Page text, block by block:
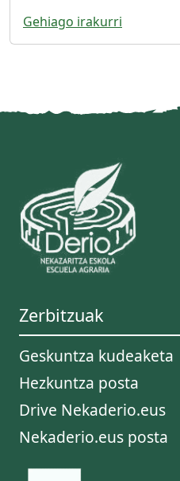
Gehiago irakurri
Zerbitzuak
Geskuntza kudeaketa
Hezkuntza posta
Drive Nekaderio.eus
Nekaderio.eus posta